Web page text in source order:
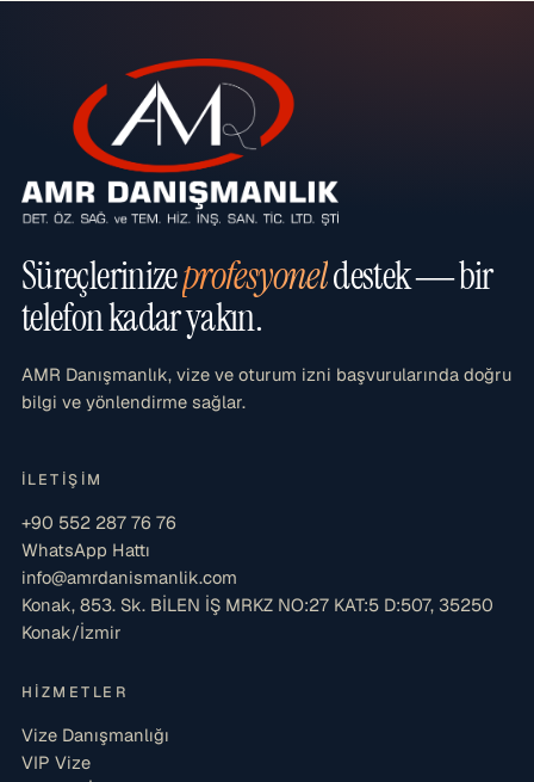
Süreçlerinizeprofesyoneldestek — bir
telefon kadar yakın.
AMR Danışmanlık, vize ve oturum izni başvurularında doğru
bilgi ve yönlendirme sağlar.
İLETIŞIM
+90 552 287 76 76
WhatsApp Hattı
info@amrdanismanlik.com
Konak, 853. Sk. BİLEN İŞ MRKZ NO:27 KAT:5 D:507, 35250
Konak/İzmir
HIZMETLER
Vize Danışmanlığı
VIP Vize